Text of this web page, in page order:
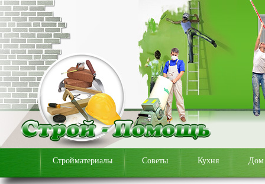
Стройматериалы Советы Кухня Дом